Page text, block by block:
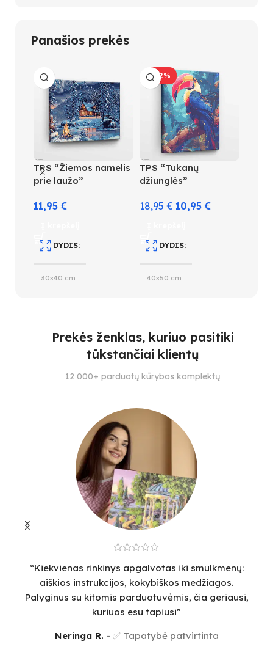
Panašios prekės
TPS “Žiemos namelis
prie laužo”
11,95€
DYDIS
30×40 cm
SUDĖTINGUMO LYGIS
-42%
TPS “Tukanų
džiunglės”
18,95€ 10,95€
DYDIS
40×50 cm
4
SPALVŲ KIEKIS
33
Prekės ženklas, kuriuo pasitiki
tūkstančiai klientų
12 000+ parduotų kūrybos komplektų
“Kiekvienas rinkinys apgalvotas iki smulkmenų:
aiškios instrukcijos, kokybiškos medžiagos.
Palyginus su kitomis parduotuvėmis, čia geriausi,
kuriuos esu tapiusi”
Neringa R. ✅ Tapatybė patvirtinta